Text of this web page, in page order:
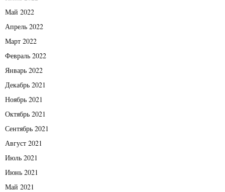
Май 2022
Апрель 2022
Март 2022
Февраль 2022
Январь 2022
Декабрь 2021
Ноябрь 2021
Октябрь 2021
Сентябрь 2021
Август 2021
Июль 2021
Июнь 2021
Май 2021